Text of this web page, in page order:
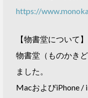
https://
【物書堂について】
物書堂（ものかき
ました。
MacおよびiPhone /